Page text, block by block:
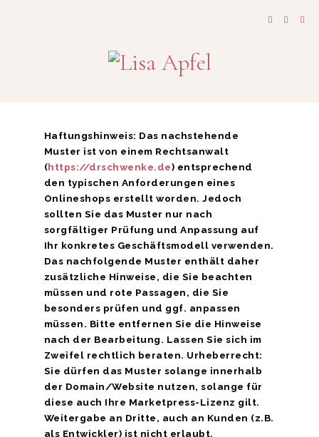
Haftungshinweis: Das nachstehende
Muster ist von einem Rechtsanwalt
(https://drschwenke.de) entsprechend
den typischen Anforderungen eines
Onlineshops erstellt worden. Jedoch
sollten Sie das Muster nur nach
sorgfältiger Prüfung und Anpassung auf
Ihr konkretes Geschäftsmodell verwenden.
Das nachfolgende Muster enthält daher
zusätzliche Hinweise, die Sie beachten
müssen und rote Passagen, die Sie
besonders prüfen und ggf. anpassen
müssen. Bitte entfernen Sie die Hinweise
nach der Bearbeitung. Lassen Sie sich im
Zweifel rechtlich beraten. Urheberrecht:
Sie dürfen das Muster solange innerhalb
der Domain/Website nutzen, solange für
diese auch Ihre Marketpress-Lizenz gilt.
Weitergabe an Dritte, auch an Kunden (z.B.
als Entwickler) ist nicht erlaubt.